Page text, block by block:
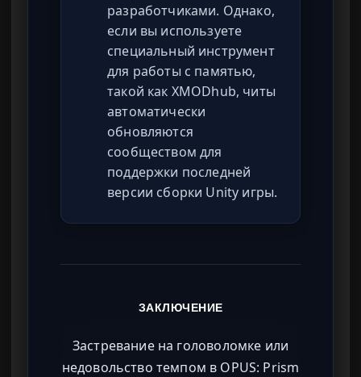
разработчиками. Однако,
если вы используете
специальный инструмент
для работы с памятью,
такой как XMODhub, читы
автоматически
обновляются
сообществом для
поддержки последней
версии сборки Unity игры.
ЗАКЛЮЧЕНИЕ
Застревание на головоломке или
недовольство темпом в OPUS: Prism